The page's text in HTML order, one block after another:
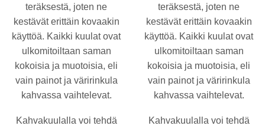
teräksestä, joten ne
kestävät erittäin kovaakin
käyttöä. Kaikki kuulat ovat
ulkomitoiltaan saman
kokoisia ja muotoisia, eli
vain painot ja väririnkula
kahvassa vaihtelevat.
Kahvakuulalla voi tehdä
teräksestä, joten ne
kestävät erittäin kovaakin
käyttöä. Kaikki kuulat ovat
ulkomitoiltaan saman
kokoisia ja muotoisia, eli
vain painot ja väririnkula
kahvassa vaihtelevat.
Kahvakuulalla voi tehdä